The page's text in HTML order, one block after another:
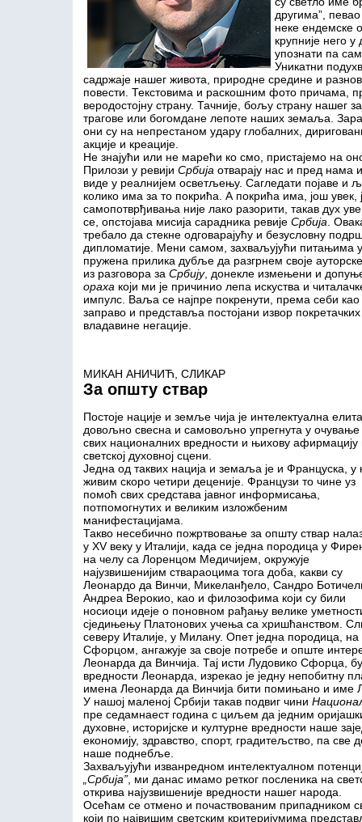
другима”,
неке ендемске
крупније него
упознати па
Уникатни
садржаје нашег живота, природне средине и
повести. Текстовима и раскошним фото причама,
веродостојну страну. Тачније, бољу страну нашег
трагове или богомдане лепоте наших земаља.
они су на непрестаном удару глобалних,
акције и креације.
Не знајући или не марећи ко смо, пристајемо на
Прилози у ревији Србија отварају нас и пред нама
виде у реалнијем осветљењу. Сагледати појаве и
колико има за то покрића. А покрића има, још увек,
самопотврђивања није лако разорити, такав дух
се, опстојава мисија сарадника ревије Србија .
требало да стекне одговарајућу и безусловну
дипломатије. Мени самом, захваљујући питањима
пружена прилика дубље да разгрнем своје
из разговора за Србију, донекле измењени и
ораха који ми је причинио лепа искуства и
импулс. Ваља се најпре покренути, према себи
заправо и представља постојани извор
владавине негације.
МИКАН АНИЧИЋ, СЛИКАР
За општу ствар
Постоје нације и земље чија је интелектуална елита
довољно свесна и самовољно упрегнута у очување
свих националних вредности и њихову афирмацију
светској духовној сцени.
Једна од таквих нација и земаља је и Француска, у
живим скоро четири деценије. Французи то чине уз
помоћ свих средстава јавног информисања,
потпомогнутих и великим изложбеним
манифестацијама.
Такво несебично пожртвовање за општу ствар
у XV веку у Италији, када се једна породица у
на челу са Лоренцом Медичијем, окружује
најузвишенијим ствараоцима тога доба, какви су
Леонардо да Винчи, Микеланђело, Сандро
Андреа Верокио, као и филозофима који су били
носиоци идеје о поновном рађању велике
сједињењу Платонових учења са хришћанством.
северу Италије, у Милану. Опет једна породица,
Сфорцом, ангажује за своје потребе и опште
Леонарда да Винчија. Тај исти Лудовико Сфорца,
вредности Леонарда, изрекао је једну непобитну
имена Леонарда да Винчија бити помињано и име
У нашој маленој Србији такав подвиг чини
пре седамнаест година с циљем да једним
духовне, историјске и културне вредности наше
економију, здравство, спорт, градитељство, па све
наше поднебље.
Захваљујући изванредном интелектуалном
„Србија”, ми данас имамо ретког посленика на
открива најузвишеније вредности нашег народа.
Осећам се отмено и почаствованим припадником
који по највишим светским критеријумима